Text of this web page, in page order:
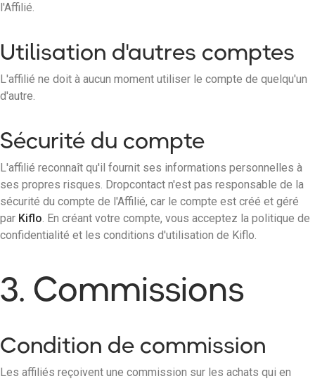
l'Affilié.
Utilisation d'autres comptes
L'affilié ne doit à aucun moment utiliser le compte de quelqu'un
d'autre.
Sécurité du compte
L'affilié reconnaît qu'il fournit ses informations personnelles à
ses propres risques. Dropcontact n'est pas responsable de la
sécurité du compte de l'Affilié, car le compte est créé et géré
par Kiflo . En créant votre compte, vous acceptez la politique de
confidentialité et les conditions d'utilisation de Kiflo.
3. Commissions
Condition de commission
Les affiliés reçoivent une commission sur les achats qui en